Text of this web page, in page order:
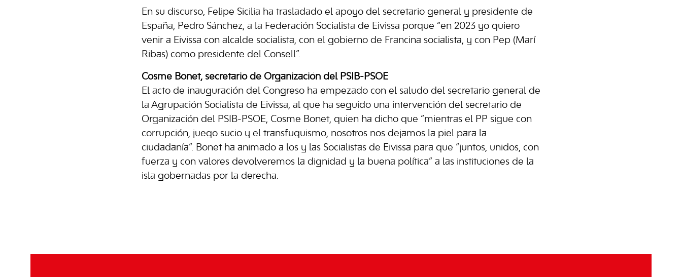
En su discurso, Felipe Sicilia ha trasladado el apoyo del secretario general y presidente de
España, Pedro Sánchez, a la Federación Socialista de Eivissa porque “en 2023 yo quiero
venir a Eivissa con alcalde socialista, con el gobierno de Francina socialista, y con Pep (Marí
Ribas) como presidente del Consell”.
Cosme Bonet, secretario de Organización del PSIB-PSOE
El acto de inauguración del Congreso ha empezado con el saludo del secretario general de
la Agrupación Socialista de Eivissa, al que ha seguido una intervención del secretario de
Organización del PSIB-PSOE, Cosme Bonet, quien ha dicho que “mientras el PP sigue con
corrupción, juego sucio y el transfuguismo, nosotros nos dejamos la piel para la
ciudadanía”. Bonet ha animado a los y las Socialistas de Eivissa para que “juntos, unidos, con
fuerza y con valores devolveremos la dignidad y la buena política” a las instituciones de la
isla gobernadas por la derecha.